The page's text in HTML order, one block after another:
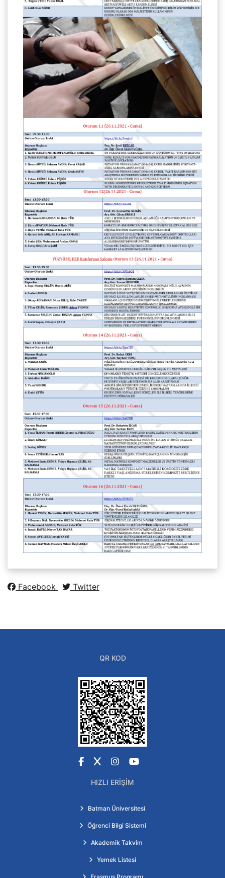
Facebook Twitter
QR KOD
Facebook
X Instagram
YouTube
HIZLI ERIŞIM
Batman Üniversitesi
Öğrenci Bilgi Sistemi
Akademik Takvim
Yemek Listesi